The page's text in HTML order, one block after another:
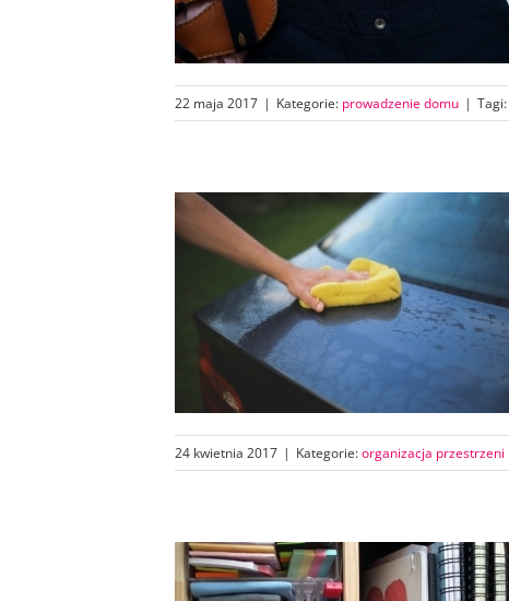
22 maja 2017 | Kategorie: prowadzenie domu | Tagi:
24 kwietnia 2017 | Kategorie:organizacja przestrzeni